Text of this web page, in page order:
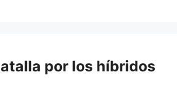
por los híbridos